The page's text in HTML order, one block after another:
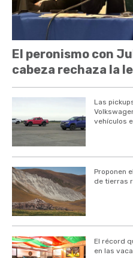
El peronismo con
cabeza rechaza la
Las
vehículos
Proponen
de tierras
El récord
en las